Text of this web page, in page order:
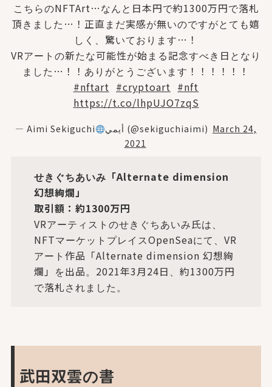
こちらのNFTArt…なんと日本円で約1300万円で落札
頂きました…！正直まだ実感が無いのですがとても嬉
しく、驚いております…！
VRアートの新たな可能性が始まる記念すべき日となり
ました…！！ありがとうございます！！！！！！
#nftart #cryptoart #nft
https://t.co/lhpUJO7zqS
— Aimi Sekiguchi أيمي (@sekiguchiaimi) March 24,
2021
せきぐちあいみ「Alternate dimension
幻想絢爛」
取引額：約1300万円
VRアーティストのせきぐちあいみ氏は、
NFTマーケットプレイスOpenSeaにて、VR
アート作品「Alternate dimension 幻想絢
爛」を出品。2021年3月24日、約1300万円
で落札されました。
武田双雲の書